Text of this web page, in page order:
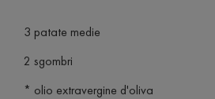
3 patate medie
2 sgombri
* olio extravergine d'oliva